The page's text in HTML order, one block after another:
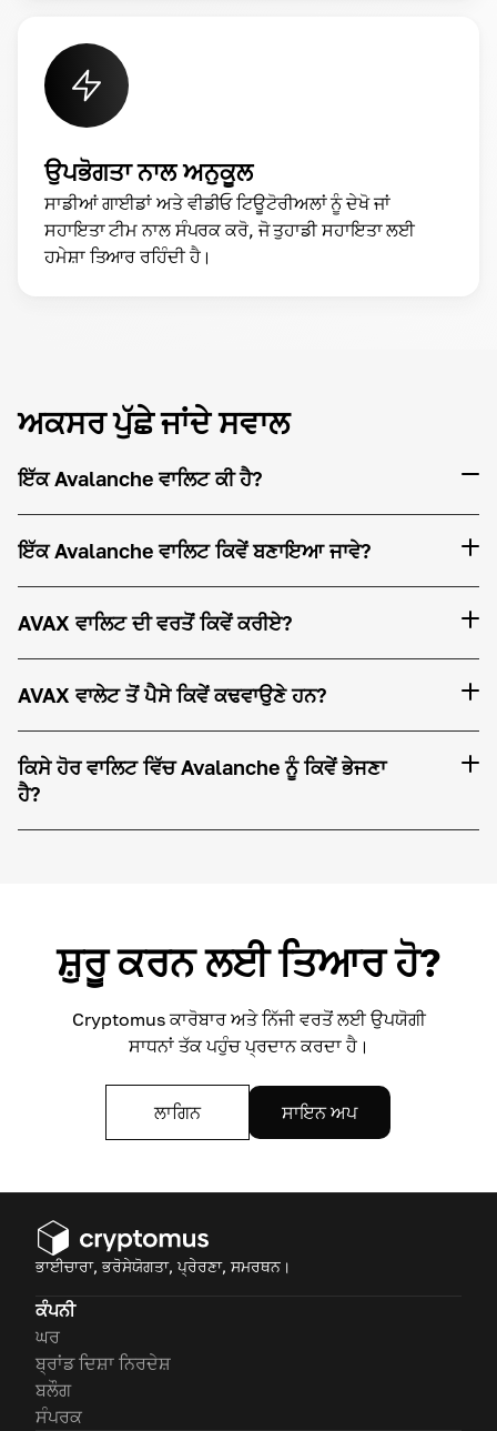
ਉਪਭੋਗਤਾ ਨਾਲ ਅਨੁਕੂਲ
ਸਾਡੀਆਂ ਗਾਈਡਾਂ ਅਤੇ ਵੀਡੀਓ ਟਿਊਟੋਰੀਅਲਾਂ ਨੂੰ ਦੇਖੋ ਜਾਂ
ਸਹਾਇਤਾ ਟੀਮ ਨਾਲ ਸੰਪਰਕ ਕਰੋ, ਜੋ ਤੁਹਾਡੀ ਸਹਾਇਤਾ ਲਈ
ਹਮੇਸ਼ਾ ਤਿਆਰ ਰਹਿੰਦੀ ਹੈ।
ਅਕਸਰ ਪੁੱਛੇ ਜਾਂਦੇ ਸਵਾਲ
ਇੱਕ Avalanche ਵਾਲਿਟ ਕੀ ਹੈ?
ਇੱਕ Avalanche ਵਾਲਿਟ ਕਿਵੇਂ ਬਣਾਇਆ ਜਾਵੇ?
AVAX ਵਾਲਿਟ ਦੀ ਵਰਤੋਂ ਕਿਵੇਂ ਕਰੀਏ?
AVAX ਵਾਲੇਟ ਤੋਂ ਪੈਸੇ ਕਿਵੇਂ ਕਢਵਾਉਣੇ ਹਨ?
ਕਿਸੇ ਹੋਰ ਵਾਲਿਟ ਵਿੱਚ Avalanche ਨੂੰ ਕਿਵੇਂ ਭੇਜਣਾ
ਹੈ?
ਸ਼ੁਰੂ ਕਰਨ ਲਈ ਤਿਆਰ ਹੋ?
Cryptomus ਕਾਰੋਬਾਰ ਅਤੇ ਨਿੱਜੀ ਵਰਤੋਂ ਲਈ ਉਪਯੋਗੀ
ਸਾਧਨਾਂ ਤੱਕ ਪਹੁੰਚ ਪ੍ਰਦਾਨ ਕਰਦਾ ਹੈ।
ਲਾਗਿਨ ਸਾਇਨ ਅਪ
ਭਾਈਚਾਰਾ, ਭਰੋਸੇਯੋਗਤਾ, ਪ੍ਰੇਰਣਾ, ਸਮਰਥਨ।
ਕੰਪਨੀ
ਘਰ
ਬ੍ਰਾਂਡ ਦਿਸ਼ਾ ਨਿਰਦੇਸ਼
ਬਲੌਗ
ਸੰਪਰਕ